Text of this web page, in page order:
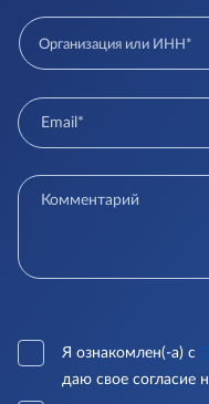
Я ознакомлен(-а) с
даю свое согласие